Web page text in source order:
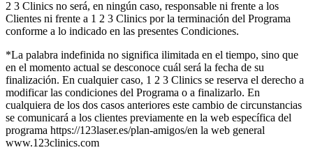
2 3 Clinics no será, en ningún caso, responsable ni frente a los
Clientes ni frente a 1 2 3 Clinics por la terminación del Programa
conforme a lo indicado en las presentes Condiciones.
*La palabra indefinida no significa ilimitada en el tiempo, sino que
en el momento actual se desconoce cuál será la fecha de su
finalización. En cualquier caso, 1 2 3 Clinics se reserva el derecho a
modificar las condiciones del Programa o a finalizarlo. En
cualquiera de los dos casos anteriores este cambio de circunstancias
se comunicará a los clientes previamente en la web específica del
programa https://123laser.es/plan-amigos/en la web general
www.123clinics.com